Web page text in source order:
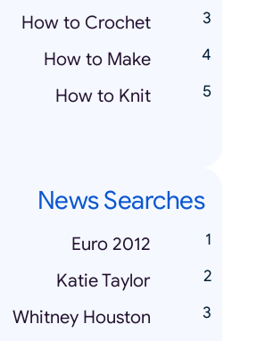
How to Crochet
How to Make
How to Knit
News Searches
Euro 2012
Katie Taylor
Whitney Houston